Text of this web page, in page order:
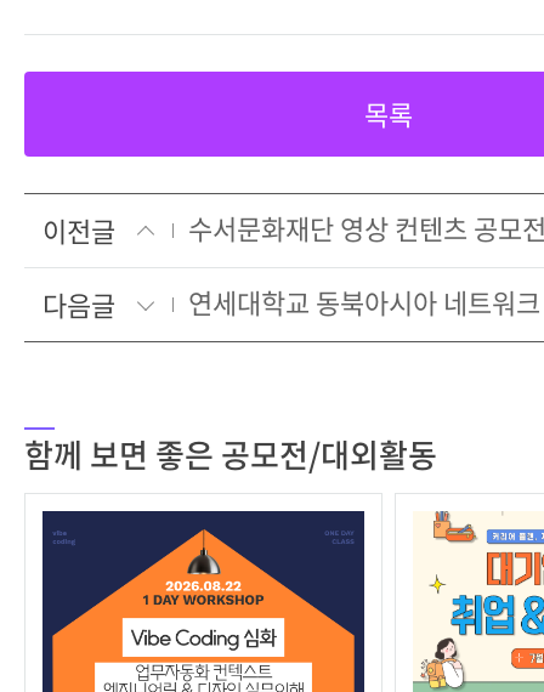
목록
이전글
수서문화재단 영상 컨텐츠 공모
다음글
함께 보면 좋은 공모전/대외활동